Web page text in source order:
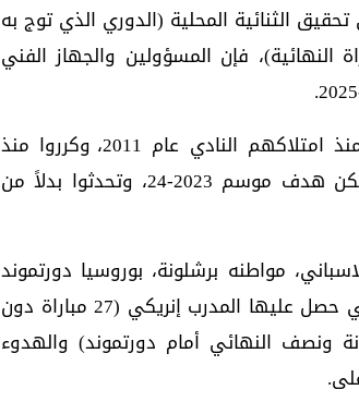
الثنائية المحلية (الدوري الذي توج به
فإن المسؤولين والجهاز الفني
أكد الملاك المهووسون بلقب دوري أبطال أوروبا منذ امتلاكهم النادي عام 2011، وكرروا منذ
الصيف الماضي، أن مسابقة دوري أبطال أوروبا لم تكن هدف موسم 2023-24، وتحدثوا بدلاً من
مواطنه برشلونة، بوروسيا دورتموند
من ثمن النهائي إلى دور الأربعة)، والنتائج الجيدة التي حصل عليها المدرب إنريكي (27 مباراة دون
ونصف النهائي أمام دورتموند) والهدوء